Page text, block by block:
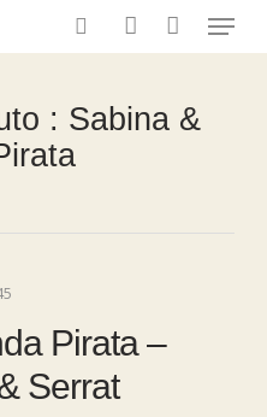
searchaccount
Menu
: Sabina &
Pirata –
Serrat